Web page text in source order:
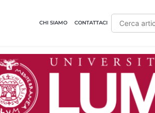
CHI SIAMO CONTATTACI